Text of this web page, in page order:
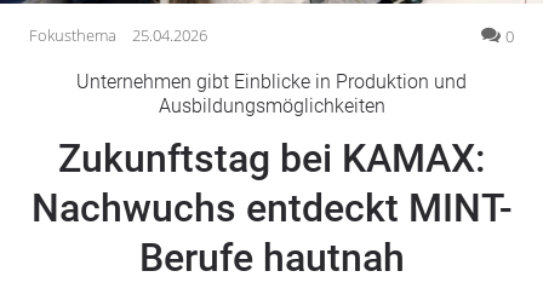
Vogelsberg
Alsfeld
Lauterbach
Romrod
Homberg
Ohm
Schotten
Schlitz
Fokusthema 25.04.2026 0
Unternehmen gibt Einblicke in Produktion und
Ausbildungsmöglichkeiten
Zukunftstag bei KAMAX:
Nachwuchs entdeckt MINT-
Berufe hautnah